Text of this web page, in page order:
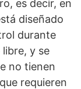
es decir, en
diseñado
durante
y se
no tienen
requieren